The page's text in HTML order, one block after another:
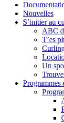
Nouvelles
S’initier au
ABC
T’es
Un
Programmes